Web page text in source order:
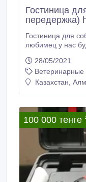
Гостиница
передержка)
Гостиница для
любимец у нас
и в доме вместе
касательно
желанию
28/05/2021
Ветеринарные
Казахстан,
100 000 тенге